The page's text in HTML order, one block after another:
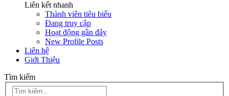
Liên kết nhanh
Thành viên tiêu biểu
Đang truy cập
Hoạt động gần đây
New Profile Posts
Liên hệ
Giới Thiệu
Tìm kiếm